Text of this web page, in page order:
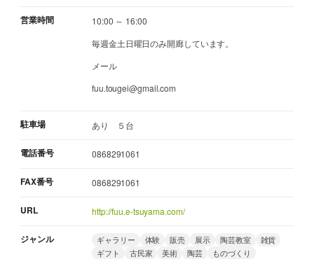
営業時間
10:00 ～ 16:00
毎週金土日曜日のみ開廊しています。
メール
fuu.tougei@gmail.com
駐車場 あり ５台
電話番号 0868291061
FAX番号 0868291061
URL http://fuu.e-tsuyama.com/
ジャンル ギャラリー 体験 販売 展示 陶芸教室
雑貨
ギフト
古民家 美術 陶芸
ものづくり